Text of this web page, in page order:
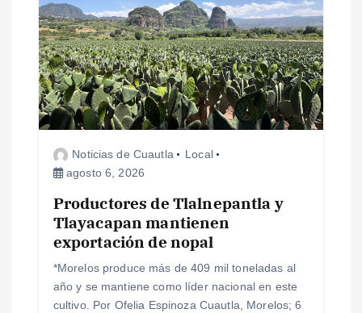
Noticias de Cuautla
Local
agosto 6, 2026
Productores de Tlalnepantla y
Tlayacapan mantienen
exportación de nopal
*Morelos produce más de 409 mil toneladas al
año y se mantiene como líder nacional en este
cultivo. Por Ofelia Espinoza Cuautla, Morelos; 6